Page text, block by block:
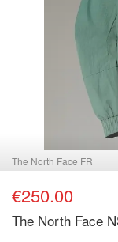
The North Face FR
€250.00
The North Face